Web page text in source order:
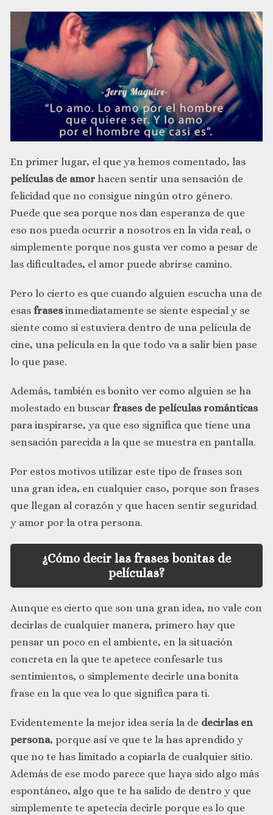
En primer lugar, el que ya hemos comentado, las
películas de amor hacen sentir una sensación de
felicidad que no consigue ningún otro género.
Puede que sea porque nos dan esperanza de que
eso nos pueda ocurrir a nosotros en la vida real, o
simplemente porque nos gusta ver como a pesar de
las dificultades, el amor puede abrirse camino.
Pero lo cierto es que cuando alguien escucha una de
esas frasesinmediatamente se siente especial y se
siente como si estuviera dentro de una película de
cine, una película en la que todo va a salir bien pase
lo que pase.
Además, también es bonito ver como alguien se ha
molestado en buscar frases de películas románticas
para inspirarse, ya que eso significa que tiene una
sensación parecida a la que se muestra en pantalla.
Por estos motivos utilizar este tipo de frases son
una gran idea, en cualquier caso, porque son frases
que llegan al corazón y que hacen sentir seguridad
y amor por la otra persona.
¿Cómo decir las frases bonitas de
películas?
Aunque es cierto que son una gran idea, no vale con
decirlas de cualquier manera, primero hay que
pensar un poco en el ambiente, en la situación
concreta en la que te apetece confesarle tus
sentimientos, o simplemente decirle una bonita
frase en la que vea lo que significa para ti.
Evidentemente la mejor idea sería la de decirlas en
persona, porque así ve que te la has aprendido y
que no te has limitado a copiarla de cualquier sitio.
Además de ese modo parece que haya sido algo más
espontáneo, algo que te ha salido de dentro y que
simplemente te apetecía decirle porque es lo que